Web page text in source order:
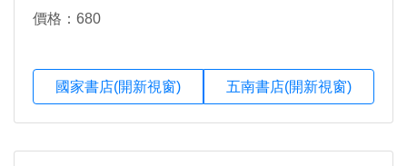
價格：680
國家書店(開新視窗) 五南書店(開新視窗)